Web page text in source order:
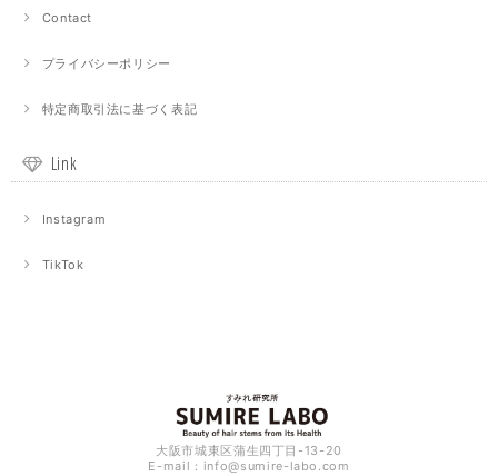
Contact
プライバシーポリシー
特定商取引法に基づく表記
Link
Instagram
TikTok
大阪市城東区蒲生四丁目-13-20
E-mail： info@sumire-labo.com